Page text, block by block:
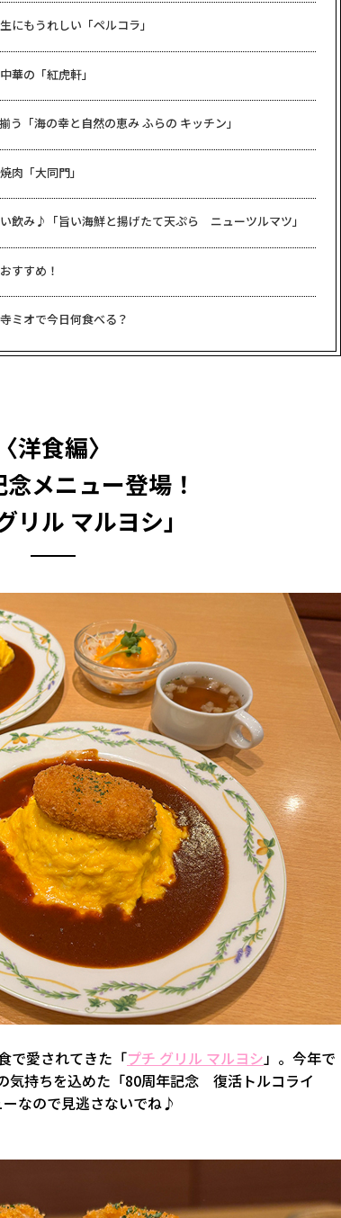
にもうれしい「ペルコラ」
華の「紅虎軒」
う「海の幸と自然の恵み ふらの キッチン」
肉「大同門」
飲み♪「旨い海鮮と揚げたて天ぷら ニューツルマツ」
すすめ！
ミオで今日何食べる？
〈洋食編〉
メニュー登場！
リル マルヨシ」
で愛されてきた「プチ グリル マルヨシ 」。今年で
気持ちを込めた「80周年記念 復活トルコライ
なので見逃さないでね♪